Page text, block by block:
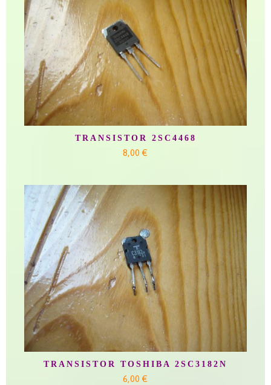
TRANSISTOR 2SC4468
8,00 €
TRANSISTOR TOSHIBA 2SC3182N
6,00 €